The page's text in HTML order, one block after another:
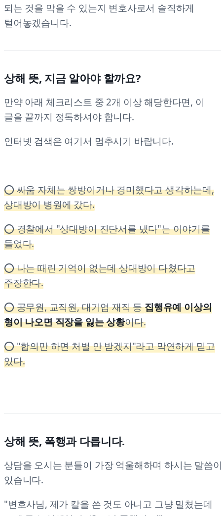
되는 것을 막을 수 있는지 변호사로서 솔직하게
털어놓겠습니다.
상해 뜻, 지금 알아야 할까요?
만약 아래 체크리스트 중 2개 이상 해당한다면, 이
글을 끝까지 정독하셔야 합니다.
인터넷 검색은 여기서 멈추시기 바랍니다.
⭕ 싸움 자체는 쌍방이거나 경미했다고 생각하는데,
상대방이 병원에 갔다.
⭕ 경찰에서 "상대방이 진단서를 냈다"는 이야기를
들었다.
⭕ 나는 때린 기억이 없는데 상대방이 다쳤다고
주장한다.
⭕ 공무원, 교직원, 대기업 재직 등집행유예 이상의
형이 나오면 직장을 잃는 상황이다.
⭕ "합의만 하면 처벌 안 받겠지"라고 막연하게 믿고
있다.
상해 뜻, 폭행과 다릅니다.
상담을 오시는 분들이 가장 억울해하며 하시는 말씀
있습니다.
"변호사님, 제가 칼을 쓴 것도 아니고 그냥 밀쳤는데